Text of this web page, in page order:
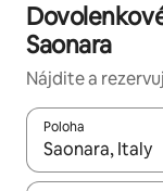
Saonara
Nájdite a
Poloha
Keď budú